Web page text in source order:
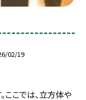
02/19
。ここでは、立方体や